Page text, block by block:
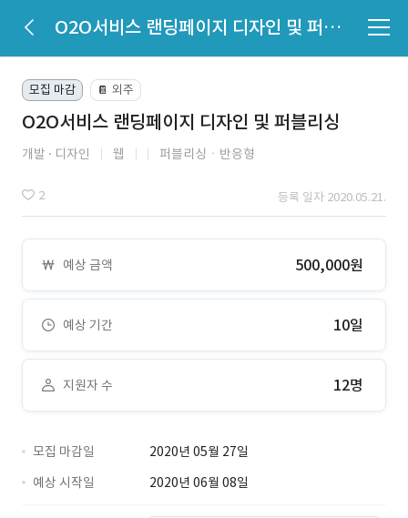
O2O서비스 랜딩페이지 디자인 및 퍼블리싱
모집 마감 📔 외주
O2O서비스 랜딩페이지 디자인 및 퍼블리싱
개발 디자인 웹 퍼블리싱ㆍ반응형
2 등록 일자 2020.05.21.
예상 금액 500,000원
예상 기간 10일
지원자 수 12명
모집 마감일
2020년 05월 27일
예상 시작일
2020년 06월 08일